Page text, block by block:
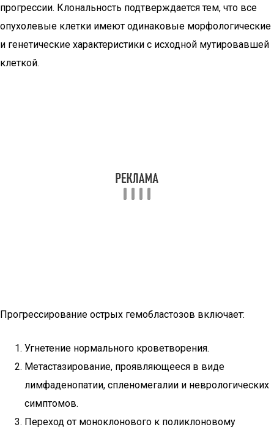
прогрессии. Клональность подтверждается тем, что все
опухолевые клетки имеют одинаковые морфологические
и генетические характеристики с исходной мутировавшей
клеткой.
Прогрессирование острых гемобластозов включает:
Угнетение нормального кроветворения.
Метастазирование, проявляющееся в виде
лимфаденопатии, спленомегалии и неврологических
симптомов.
Переход от моноклонового к поликлоновому